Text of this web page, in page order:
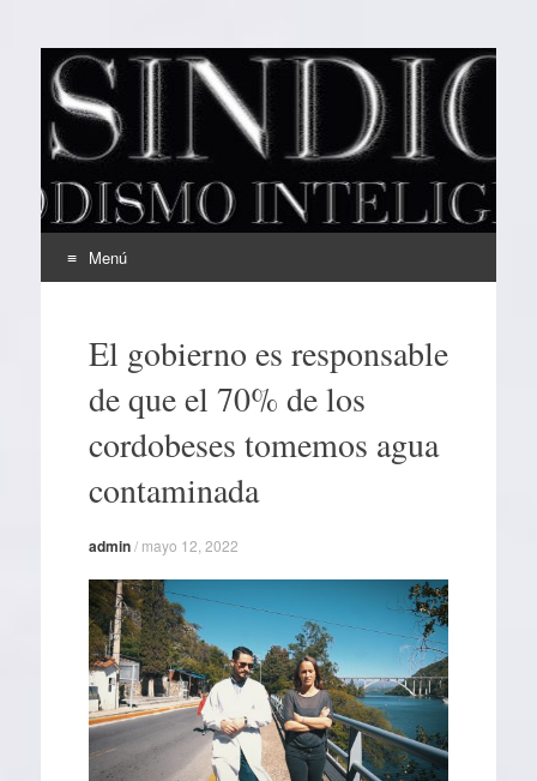
EL SINDICAL
Periodismo Inteligente
Menú
contenidoEl gobierno es responsable
de que el 70% de los
cordobeses tomemos agua
contaminada
admin/ mayo 12, 2022